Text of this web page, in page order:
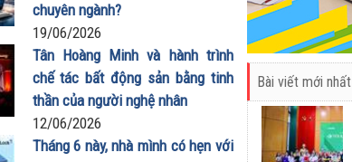
chuyên ngành?
19/06/2026
Tân Hoàng Minh và hành trình
chế tác bất động sản bằng tinh
thần của người nghệ nhân
12/06/2026
Tháng 6 này, nhà mình có hẹn với
Bài viết mới nhất